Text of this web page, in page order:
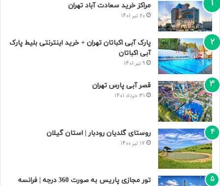
مراکز خرید سعادت‌ آباد تهران
20 تیر 1401
پارک آبی اکباتان تهران + خرید اینترنتی بلیط پارک
آبی اکباتان
9 تیر 1401
قصر آبی پارس تهران
31 خرداد 1401
روستای گلدیان رودبار | استان گیلان
17 تیر 1400
تور مجازی پاریس به صورت 360 درجه | فرانسه